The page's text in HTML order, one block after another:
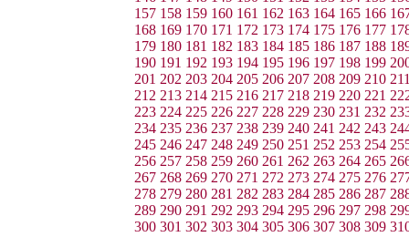
157 158 159 160 161 162 163 164 165 166
168 169 170 171 172 173 174 175 176 177
179 180 181 182 183 184 185 186 187 188
190 191 192 193 194 195 196 197 198 199
201 202 203 204 205 206 207 208 209 210
212 213 214 215 216 217 218 219 220 221
223 224 225 226 227 228 229 230 231 232
234 235 236 237 238 239 240 241 242 243
245 246 247 248 249 250 251 252 253 254
256 257 258 259 260 261 262 263 264 265
267 268 269 270 271 272 273 274 275 276
278 279 280 281 282 283 284 285 286 287
289 290 291 292 293 294 295 296 297 298
300 301 302 303 304 305 306 307 308 309